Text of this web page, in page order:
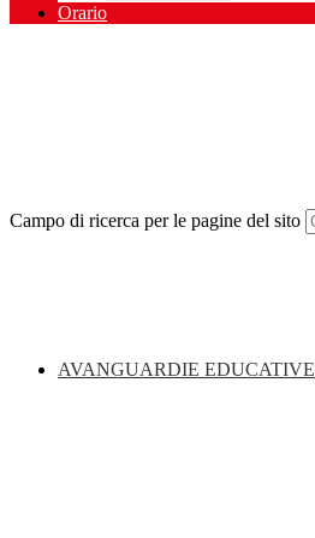
Orario
Campo di ricerca per le pagine del sito
AVANGUARDIE EDUCATIVE